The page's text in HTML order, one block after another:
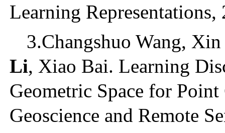
Learning Representations,
3.Changshuo Wang,
Li, Xiao Bai. Learning
Geometric Space for
Geoscience and Remote